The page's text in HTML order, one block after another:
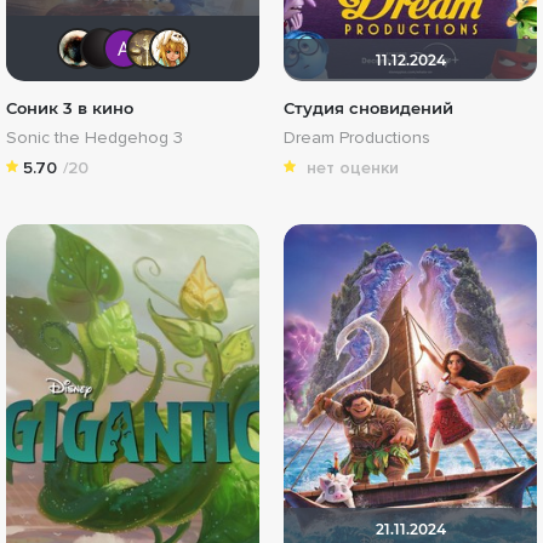
Haotik Анатолий Ш
Gautama Buddha
koval_olga
Соник 3 в кино
Sonic the Hedgehog 3
5.70 /20
11.12.2024
Студия сновидений
Dream Productions
нет оценки
21.11.2024